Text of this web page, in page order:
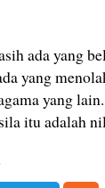
ada yang
yang
yang
itu adalah